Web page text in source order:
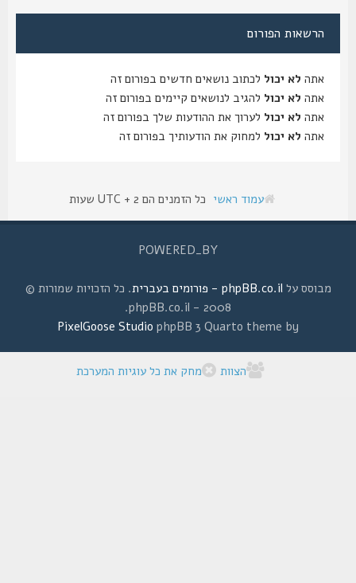
הרשאות הפורום
לא יכול לכתוב נושאים חדשים בפורום זה
לא יכול להגיב לנושאים קיימים בפורום זה
לא יכול לערוך את ההודעות שלך בפורום זה
לא יכול למחוק את הודעותיך בפורום זה
עמוד ראשי כל הזמנים הם UTC + 2 שעות
POWERED_BY
מבוסס עלphpBB.co.il - פורומים בעברית
. כל הזכויות שמורות ©
2008 - phpBB.co.il.
phpBB 3 Quarto theme by
PixelGoose Studio
הצוות מחק את כל עוגיות המערכת